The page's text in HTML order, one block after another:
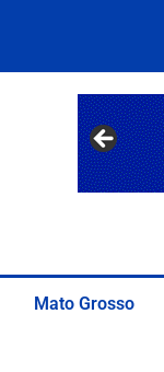
Mato Grosso